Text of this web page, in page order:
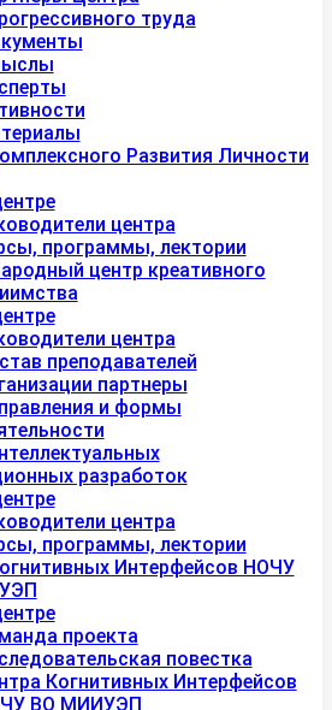
труда
Развития Личности
центра
программы, лектории
центр креативного
центра
преподавателей
партнеры
и формы
разработок
центра
программы, лектории
Интерфейсов НОЧУ
проекта
повестка
Когнитивных Интерфейсов
ВО МИИУЭП